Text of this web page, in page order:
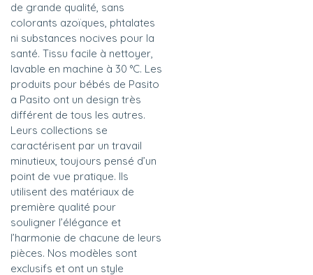
de grande qualité, sans
colorants azoïques, phtalates
ni substances nocives pour la
santé. Tissu facile à nettoyer,
lavable en machine à 30 °C. Les
produits pour bébés de Pasito
a Pasito ont un design très
différent de tous les autres.
Leurs collections se
caractérisent par un travail
minutieux, toujours pensé d’un
point de vue pratique. Ils
utilisent des matériaux de
première qualité pour
souligner l’élégance et
l’harmonie de chacune de leurs
pièces. Nos modèles sont
exclusifs et ont un style